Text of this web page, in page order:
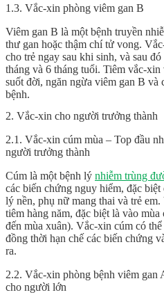
1.3. Vắc-xin phòng viêm gan B
Viêm gan B là một bệnh truyền
thư gan hoặc thậm chí tử vong.
cho trẻ ngay sau khi sinh, và sau
tháng và 6 tháng tuổi. Tiêm vắc-
suốt đời, ngăn ngừa viêm gan B và
bệnh.
2. Vắc-xin cho người trưởng thành
2.1. Vắc-xin cúm mùa – Top đầu
người trưởng thành
Cúm là một bệnh lý nhiễm trùng
các biến chứng nguy hiểm, đặc
lý nền, phụ nữ mang thai và trẻ
tiêm hàng năm, đặc biệt là vào
đến mùa xuân). Vắc-xin cúm có
đồng thời hạn chế các biến chứng
ra.
2.2. Vắc-xin phòng bệnh viêm gan
cho người lớn